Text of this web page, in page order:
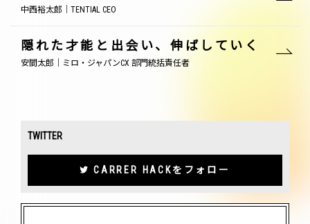
中西裕太郎｜TENTIAL CEO
隠れた才能と出会い、伸ばしていく
安間太郎｜ミロ・ジャパンCX 部門統括責任者
TWITTER
CARRER HACKをフォロー